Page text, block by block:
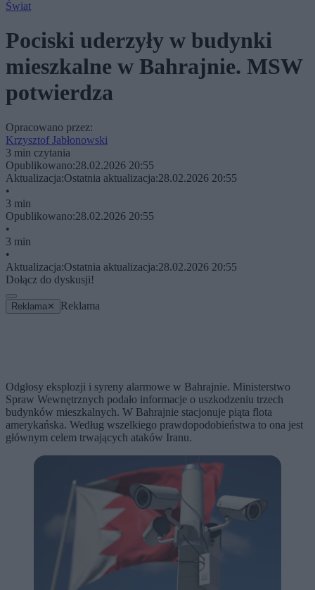
Świat
Pociski uderzyły w budynki
mieszkalne w Bahrajnie. MSW
potwierdza
Opracowano przez:
Krzysztof Jabłonowski
3 min czytania
Opublikowano:28.02.2026 20:55
Aktualizacja:Ostatnia aktualizacja:28.02.2026 20:55
•
3 min
Opublikowano:28.02.2026 20:55
•
3 min
•
Aktualizacja:Ostatnia aktualizacja:28.02.2026 20:55
Dołącz do dyskusji!
Reklama ✕ Reklama
Odgłosy eksplozji i syreny alarmowe w Bahrajnie. Ministerstwo
Spraw Wewnętrznych podało informacje o uszkodzeniu trzech
budynków mieszkalnych. W Bahrajnie stacjonuje piąta flota
amerykańska. Według wszelkiego prawdopodobieństwa to ona jest
głównym celem trwających ataków Iranu.